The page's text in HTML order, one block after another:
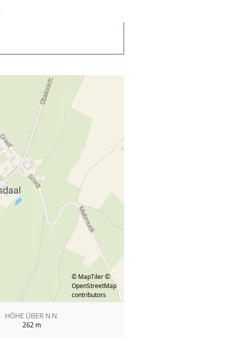
© MapTiler ©
OpenStreetMap
contributors
HÖHE ÜBER N.N.
262 m